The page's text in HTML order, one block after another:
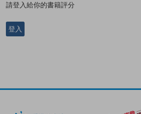
請登入給你的書籍評分
登入